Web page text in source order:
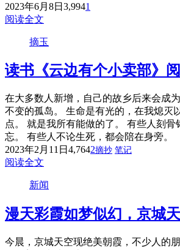
2023年6月8日 3,9941
阅读全文
摘玉
读书 《云边有个小卖部》
在大多数人新增，自己的故乡后来会成
不变的孤岛。 生命是有光的，在我熄灭
点。 就是我所有能做的了。 有些人刻骨
忘。 有些人不论生死，都会陪在身旁。
2023年2月11日 4,7642摘抄 笔记
阅读全文
新闻
漫天彩霞如梦似幻，京城
今晨，京城天空现绝美朝霞，不少人的